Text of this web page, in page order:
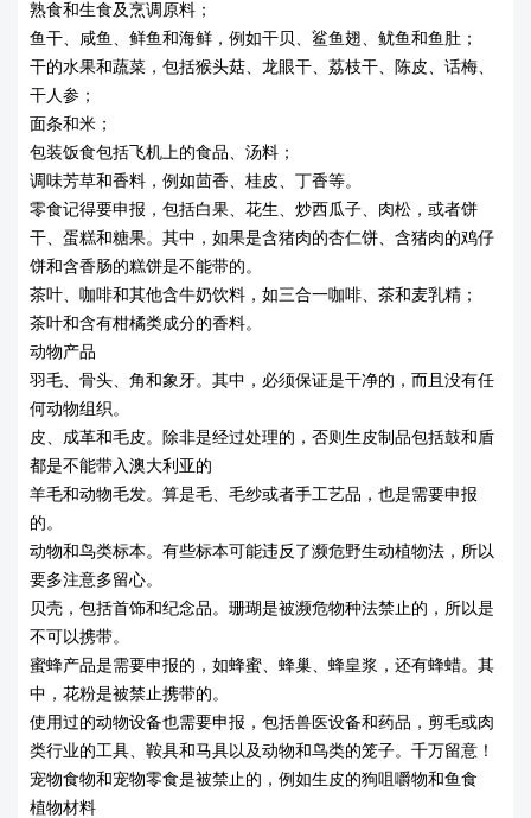
熟食和生食及烹调原料；
鱼干、咸鱼、鲜鱼和海鲜，例如干贝、鲨鱼翅、鱿鱼和鱼肚；
干的水果和蔬菜，包括猴头菇、龙眼干、荔枝干、陈皮、话梅、
干人参；
面条和米；
包装饭食包括飞机上的食品、汤料；
调味芳草和香料，例如茴香、桂皮、丁香等。
零食记得要申报，包括白果、花生、炒西瓜子、肉松，或者饼
干、蛋糕和糖果。其中，如果是含猪肉的杏仁饼、含猪肉的鸡仔
饼和含香肠的糕饼是不能带的。
茶叶、咖啡和其他含牛奶饮料，如三合一咖啡、茶和麦乳精；
茶叶和含有柑橘类成分的香料。
动物产品
羽毛、骨头、角和象牙。其中，必须保证是干净的，而且没有任
何动物组织。
皮、成革和毛皮。除非是经过处理的，否则生皮制品包括鼓和盾
都是不能带入澳大利亚的
羊毛和动物毛发。算是毛、毛纱或者手工艺品，也是需要申报
的。
动物和鸟类标本。有些标本可能违反了濒危野生动植物法，所以
要多注意多留心。
贝壳，包括首饰和纪念品。珊瑚是被濒危物种法禁止的，所以是
不可以携带。
蜜蜂产品是需要申报的，如蜂蜜、蜂巢、蜂皇浆，还有蜂蜡。其
中，花粉是被禁止携带的。
使用过的动物设备也需要申报，包括兽医设备和药品，剪毛或肉
类行业的工具、鞍具和马具以及动物和鸟类的笼子。千万留意！
宠物食物和宠物零食是被禁止的，例如生皮的狗咀嚼物和鱼食
植物材料